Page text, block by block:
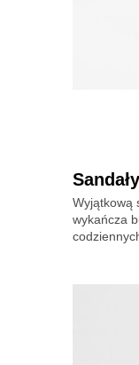
Wyjątkową
wykańcza